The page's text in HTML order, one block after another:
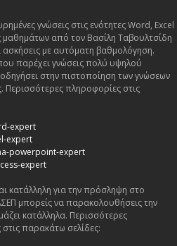
γνώσεις στις ενότητες Word, Excel
από τον Βασίλη Ταβουλτσίδη
με αυτόματη βαθμολόγηση.
παρέχει γνώσεις πολύ υψηλού
στην πιστοποίηση των γνώσεων
πληροφορίες στις
expert
expert
powerpoint-expert
expert
κατάλληλη για την πρόσληψη στο
μπορείς να παρακολουθήσεις την
κατάλληλα. Περισσότερες
παρακάτω σελίδες: